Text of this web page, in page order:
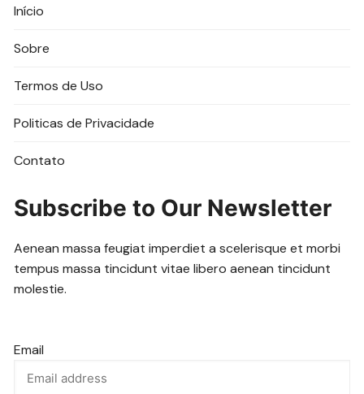
Início
Sobre
Termos de Uso
Politicas de Privacidade
Contato
Subscribe to Our Newsletter
Aenean massa feugiat imperdiet a scelerisque et morbi
tempus massa tincidunt vitae libero aenean tincidunt
molestie.
Email